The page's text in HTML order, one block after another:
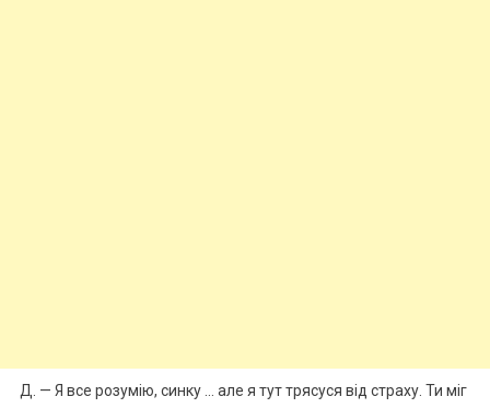
Д. — Я все розумію, синку … але я тут трясуся від страху. Ти міг